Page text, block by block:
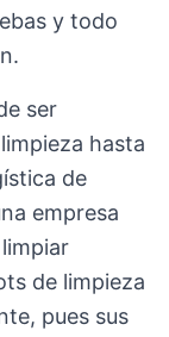
y todo
ser
hasta
de
empresa
de limpieza
pues sus